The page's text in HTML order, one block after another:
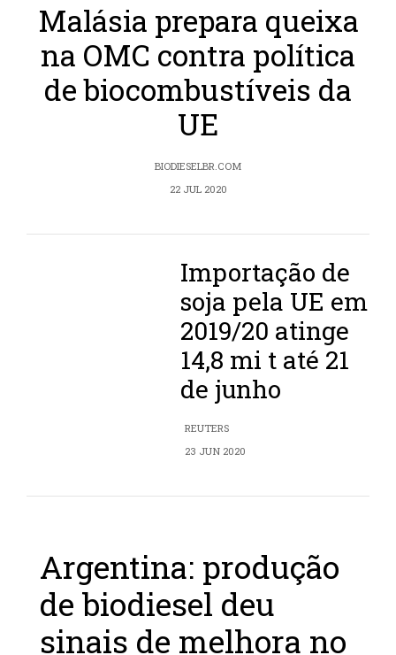
Malásia prepara queixa
na OMC contra política
de biocombustíveis da
UE
BIODIESELBR.COM
22 JUL 2020
Importação de
soja pela UE em
2019/20 atinge
14,8 mi t até 21
de junho
REUTERS
23 JUN 2020
Argentina: produção
de biodiesel deu
sinais de melhora no